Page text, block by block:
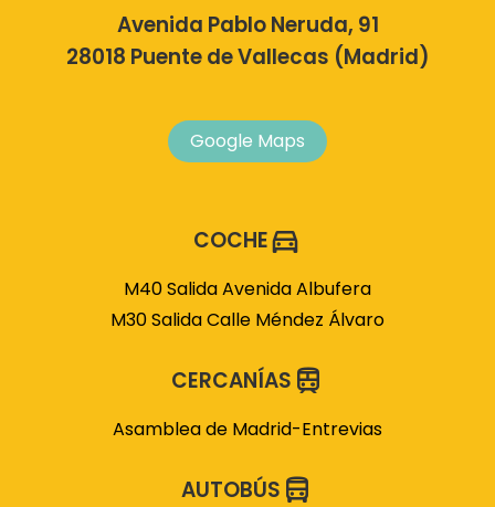
Avenida Pablo Neruda, 91
28018 Puente de Vallecas (Madrid)
Google Maps
COCHE
M40 Salida Avenida Albufera
M30 Salida Calle Méndez Álvaro
CERCANÍAS
Asamblea de Madrid-Entrevias
AUTOBÚS